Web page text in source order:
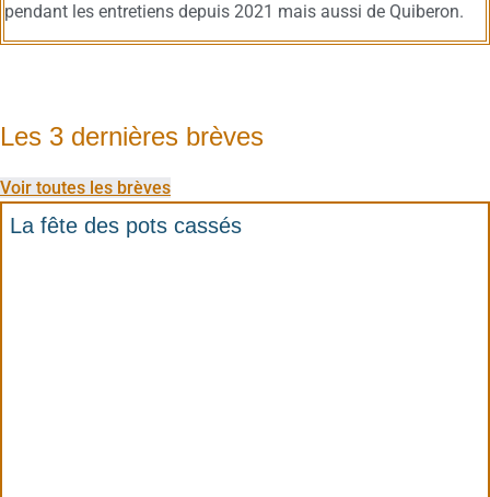
pendant les entretiens depuis 2021 mais aussi de Quiberon.
Les 3 dernières brèves
Voir toutes les brèves
La fête des pots cassés